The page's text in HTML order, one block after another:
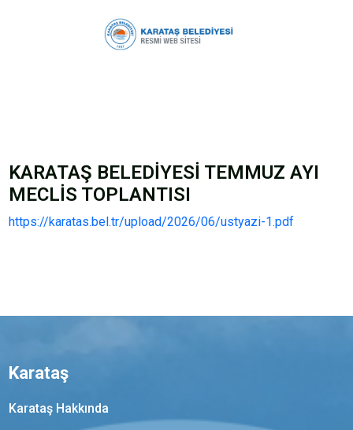
KARATAŞ BELEDİYESİ TEMMUZ AYI
MECLİS TOPLANTISI
https://karatas.bel.tr/upload/2026/06/ustyazi-1.pdf
Karataş
Karataş Hakkında